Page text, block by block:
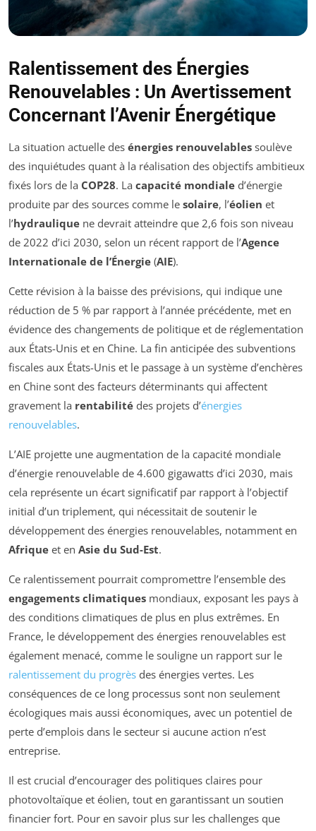
Ralentissement des Énergies
Renouvelables : Un Avertissement
Concernant l’Avenir Énergétique
La situation actuelle des énergies renouvelables soulève
des inquiétudes quant à la réalisation des objectifs ambitieux
fixés lors de la COP28. La capacité mondiale d’énergie
produite par des sources comme le solaire, l’éolien et
l’hydraulique ne devrait atteindre que 2,6 fois son niveau
de 2022 d’ici 2030, selon un récent rapport de l’Agence
Internationale de l’Énergie (AIE).
Cette révision à la baisse des prévisions, qui indique une
réduction de 5 % par rapport à l’année précédente, met en
évidence des changements de politique et de réglementation
aux États-Unis et en Chine. La fin anticipée des subventions
fiscales aux États-Unis et le passage à un système d’enchères
en Chine sont des facteurs déterminants qui affectent
gravement la rentabilité des projets d’énergies
renouvelables.
L’AIE projette une augmentation de la capacité mondiale
d’énergie renouvelable de 4.600 gigawatts d’ici 2030, mais
cela représente un écart significatif par rapport à l’objectif
initial d’un triplement, qui nécessitait de soutenir le
développement des énergies renouvelables, notamment en
Afrique et en Asie du Sud-Est.
Ce ralentissement pourrait compromettre l’ensemble des
engagements climatiques mondiaux, exposant les pays à
des conditions climatiques de plus en plus extrêmes. En
France, le développement des énergies renouvelables est
également menacé, comme le souligne un rapport sur le
ralentissement du progrès des énergies vertes. Les
conséquences de ce long processus sont non seulement
écologiques mais aussi économiques, avec un potentiel de
perte d’emplois dans le secteur si aucune action n’est
entreprise.
Il est crucial d’encourager des politiques claires pour
photovoltaïque et éolien, tout en garantissant un soutien
financier fort. Pour en savoir plus sur les challenges que